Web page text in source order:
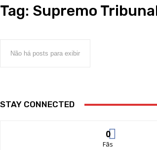
Tag: Supremo
Não há posts para exibir
STAY CONNECTED
0
Fãs